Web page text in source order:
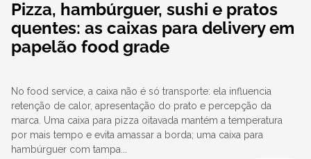
Pizza, hambúrguer, sushi e pratos
quentes: as caixas para delivery em
papelão food grade
No food service, a caixa não é só transporte: ela influencia
retenção de calor, apresentação do prato e percepção da
marca. Uma caixa para pizza oitavada mantém a temperatura
por mais tempo e evita amassar a borda; uma caixa para
hambúrguer com tampa...